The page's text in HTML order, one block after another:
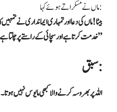
ماں نے مسکراتے ہوئے کہا:
خدمت کرتا ہے اور سچائی کے راستے پر چلتا ہے، اللہ اسے کبھی ناکام نہیں کرتا۔”
سبق:
اللہ پر بھروسہ کرنے والا کبھی مایوس نہیں ہوتا۔